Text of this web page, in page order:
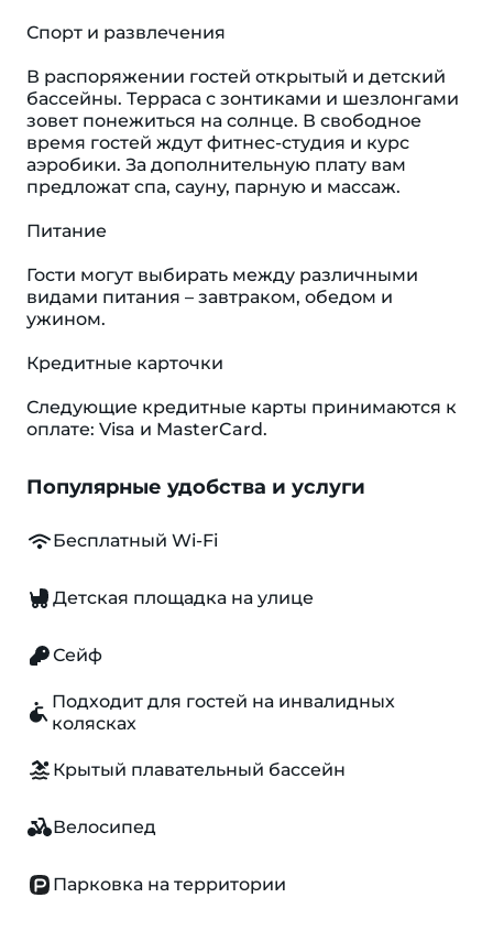
Спорт и развлечения
В распоряжении гостей открытый и детский
бассейны. Терраса с зонтиками и шезлонгами
зовет понежиться на солнце. В свободное
время гостей ждут фитнес-студия и курс
аэробики. За дополнительную плату вам
предложат спа, сауну, парную и массаж.
Питание
Гости могут выбирать между различными
видами питания – завтраком, обедом и
ужином.
Кредитные карточки
Следующие кредитные карты принимаются к
оплате: Visa и MasterCard.
Популярные удобства и услуги
Бесплатный Wi-Fi
Детская площадка на улице
Сейф
Подходит для гостей на инвалидных
колясках
Крытый плавательный бассейн
Велосипед
Парковка на территории